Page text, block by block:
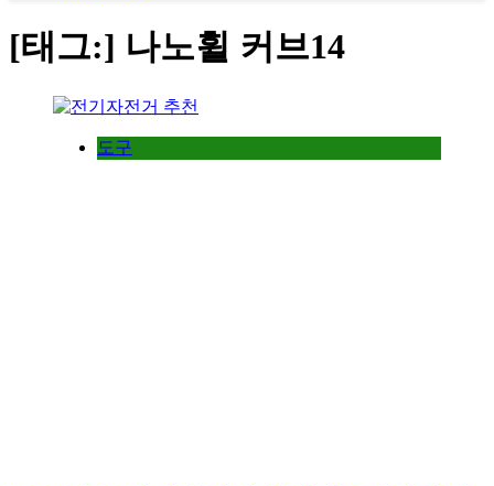
[태그:] 나노휠 커브14
도구